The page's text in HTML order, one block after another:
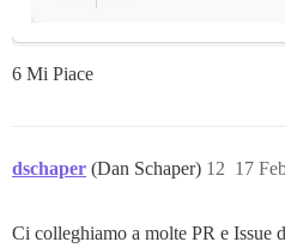
6 Mi Piace
dschaper (Dan Schaper) 17
12
Ci colleghiamo a molte PR e Issue